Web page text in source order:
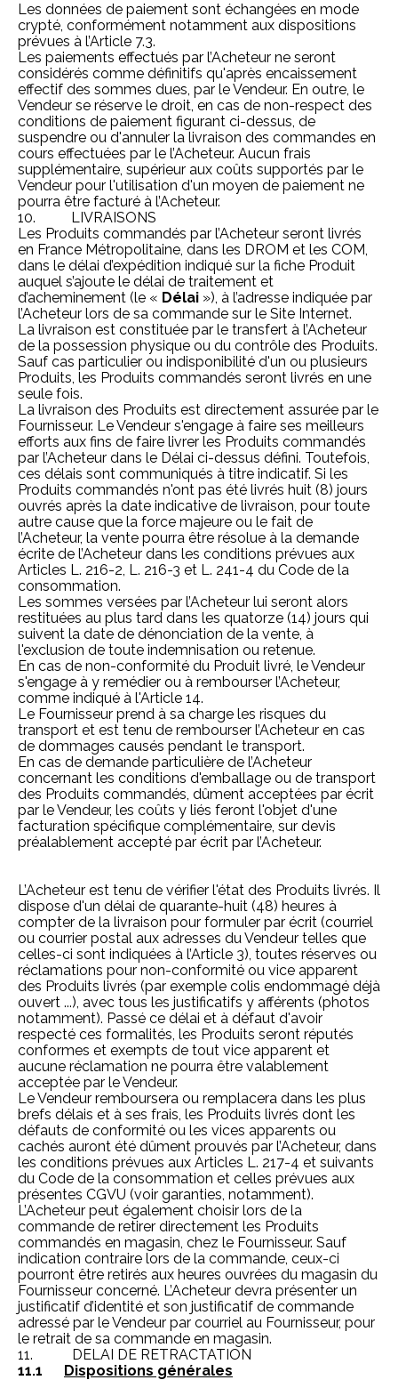
Les données de paiement sont échangées en mode
crypté, conformément notamment aux dispositions
prévues à l’Article 7.3.
Les paiements effectués par l’Acheteur ne seront
considérés comme définitifs qu'après encaissement
effectif des sommes dues, par le Vendeur. En outre, le
Vendeur se réserve le droit, en cas de non-respect des
conditions de paiement figurant ci-dessus, de
suspendre ou d'annuler la livraison des commandes en
cours effectuées par le l’Acheteur. Aucun frais
supplémentaire, supérieur aux coûts supportés par le
Vendeur pour l'utilisation d'un moyen de paiement ne
pourra être facturé à l’Acheteur.
10. LIVRAISONS
Les Produits commandés par l’Acheteur seront livrés
en France Métropolitaine, dans les DROM et les COM,
dans le délai d’expédition indiqué sur la fiche Produit
auquel s’ajoute le délai de traitement et
d’acheminement (le « Délai »), à l’adresse indiquée par
l’Acheteur lors de sa commande sur le Site Internet.
La livraison est constituée par le transfert à l’Acheteur
de la possession physique ou du contrôle des Produits.
Sauf cas particulier ou indisponibilité d'un ou plusieurs
Produits, les Produits commandés seront livrés en une
seule fois.
La livraison des Produits est directement assurée par le
Fournisseur. Le Vendeur s'engage à faire ses meilleurs
efforts aux fins de faire livrer les Produits commandés
par l’Acheteur dans le Délai ci-dessus défini. Toutefois,
ces délais sont communiqués à titre indicatif. Si les
Produits commandés n'ont pas été livrés huit (8) jours
ouvrés après la date indicative de livraison, pour toute
autre cause que la force majeure ou le fait de
l’Acheteur, la vente pourra être résolue à la demande
écrite de l’Acheteur dans les conditions prévues aux
Articles L. 216-2, L. 216-3 et L. 241-4 du Code de la
consommation.
Les sommes versées par l’Acheteur lui seront alors
restituées au plus tard dans les quatorze (14) jours qui
suivent la date de dénonciation de la vente, à
l'exclusion de toute indemnisation ou retenue.
En cas de non-conformité du Produit livré, le Vendeur
s'engage à y remédier ou à rembourser l’Acheteur,
comme indiqué à l'Article 14.
Le Fournisseur prend à sa charge les risques du
transport et est tenu de rembourser l’Acheteur en cas
de dommages causés pendant le transport.
En cas de demande particulière de l’Acheteur
concernant les conditions d'emballage ou de transport
des Produits commandés, dûment acceptées par écrit
par le Vendeur, les coûts y liés feront l'objet d'une
facturation spécifique complémentaire, sur devis
préalablement accepté par écrit par l’Acheteur.
L’Acheteur est tenu de vérifier l'état des Produits livrés. Il
dispose d'un délai de quarante-huit (48) heures à
compter de la livraison pour formuler par écrit (courriel
ou courrier postal aux adresses du Vendeur telles que
celles-ci sont indiquées à l’Article 3), toutes réserves ou
réclamations pour non-conformité ou vice apparent
des Produits livrés (par exemple colis endommagé déjà
ouvert ...), avec tous les justificatifs y afférents (photos
notamment). Passé ce délai et à défaut d'avoir
respecté ces formalités, les Produits seront réputés
conformes et exempts de tout vice apparent et
aucune réclamation ne pourra être valablement
acceptée par le Vendeur.
Le Vendeur remboursera ou remplacera dans les plus
brefs délais et à ses frais, les Produits livrés dont les
défauts de conformité ou les vices apparents ou
cachés auront été dûment prouvés par l’Acheteur, dans
les conditions prévues aux Articles L. 217-4 et suivants
du Code de la consommation et celles prévues aux
présentes CGVU (voir garanties, notamment).
L’Acheteur peut également choisir lors de la
commande de retirer directement les Produits
commandés en magasin, chez le Fournisseur. Sauf
indication contraire lors de la commande, ceux-ci
pourront être retirés aux heures ouvrées du magasin du
Fournisseur concerné. L’Acheteur devra présenter un
justificatif d’identité et son justificatif de commande
adressé par le Vendeur par courriel au Fournisseur, pour
le retrait de sa commande en magasin.
11. DELAI DE RETRACTATION
11.1 Dispositions générales